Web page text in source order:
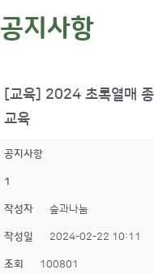
공지사항
[교육] 2024 초록열매
교육
공지사항
1
작성자 숲과나눔
작성일 2024-02-22 10:11
조회 100801